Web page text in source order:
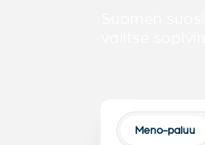
Meno-paluu